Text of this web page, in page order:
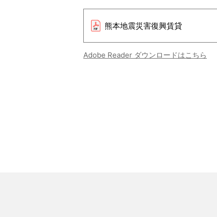
熊本地震災害復興賃貸
Adobe Reader ダウンロードはこちら